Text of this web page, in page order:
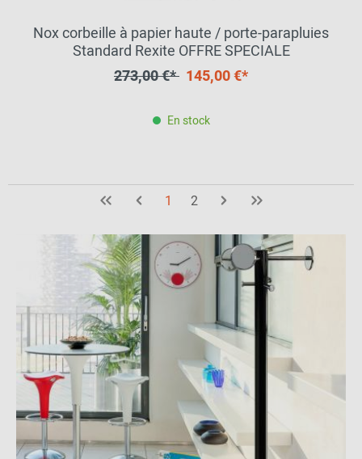
Nox corbeille à papier haute / porte-parapluies
Standard Rexite OFFRE SPECIALE
273,00 €* 145,00 €*
En stock
1 2